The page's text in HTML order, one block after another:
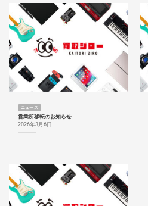
ニュース
営業所移転のお知らせ
2026年3月6日